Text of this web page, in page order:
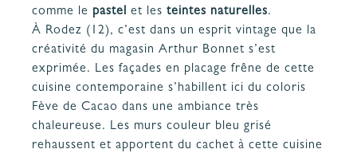
comme le pastel et les teintes naturelles.
À Rodez (12), c’est dans un esprit vintage que la
créativité du magasin Arthur Bonnet s’est
exprimée. Les façades en placage frêne de cette
cuisine contemporaine s’habillent ici du coloris
Fève de Cacao dans une ambiance très
chaleureuse. Les murs couleur bleu grisé
rehaussent et apportent du cachet à cette cuisine